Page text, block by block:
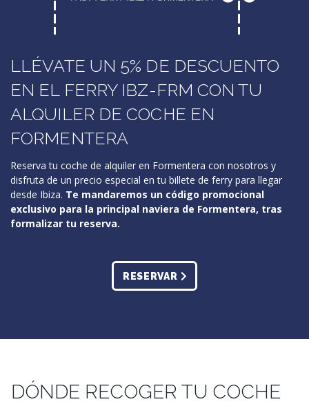
LLÉVATE UN 5% DE DESCUENTO
EN EL FERRY IBZ-FRM CON TU
ALQUILER DE COCHE EN
FORMENTERA
Reserva tu coche de alquiler en Formentera con nosotros y
disfruta de un precio especial en tu billete de ferry para llegar
desde Ibiza. Te mandaremos un código promocional
exclusivo para la principal naviera de Formentera, tras
formalizar tu reserva.
RESERVAR
DÓNDE RECOGER TU COCHE